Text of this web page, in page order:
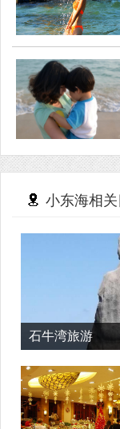
小东海相
石牛湾旅游